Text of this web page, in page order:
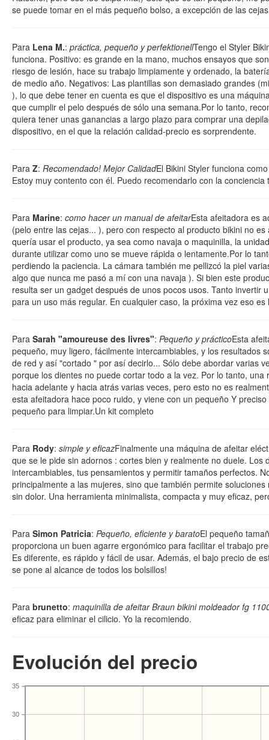
se puede tomar en el más pequeño bolso, a excepción de las
Para Lena M.: práctica, pequeño y perfektionellTengo el Styler
funciona. Positivo: es grande en la mano, muchos ensayos que
riesgo de lesión, hace su trabajo limpiamente y ordenado, la
de medio año. Negativos: Las plantillas son demasiado grandes
), lo que debe tener en cuenta es que el dispositivo es una
que cumplir el pelo después de sólo una semana.Por lo tanto,
quiera tener unas ganancias a largo plazo para comprar una
dispositivo, en el que la relación calidad-precio es sorprendente.
Para Z: Recomendado! Mejor CalidadEl Bikini Styler funciona
Estoy muy contento con él. Puedo recomendarlo con la conciencia
Para Marine: como hacer un manual de afeitarEsta afeitadora es
(pelo entre las cejas... ), pero con respecto al producto bikini no
quería usar el producto, ya sea como navaja o maquinilla, la
durante utilizar como uno se mueve rápida o lentamente.Por lo
perdiendo la paciencia. La cámara también me pellizcó la piel
algo que nunca me pasó a mí con una navaja ). Si bien este
resulta ser un gadget después de unos pocos usos. Tanto invertir
para un uso más regular. En cualquier caso, la próxima vez eso es
Para Sarah "amoureuse des livres": Pequeño y prácticoEsta
pequeño, muy ligero, fácilmente intercambiables, y los resultados
de red y así "cortado " por así decirlo... Sólo debe abordar varias
porque los dientes no puede cortar todo a la vez. Por lo tanto, una
hacia adelante y hacia atrás varias veces, pero esto no es
esta afeitadora hace poco ruido, y viene con un pequeño Y
pequeño para limpiar.Un kit completo
Para Rody: simple y eficazFinalmente una máquina de afeitar
que se le pide sin adornos : cortes bien y realmente no duele. Los
intercambiables, tus pensamientos y permitir tamaños perfectos.
principalmente a las mujeres, sino que también permite
sin dolor. Una herramienta minimalista, compacta y muy eficaz,
Para Simon Patricia: Pequeño, eficiente y baratoEl pequeño
proporciona un buen agarre ergonómico para facilitar el trabajo
Es diferente, es rápido y fácil de usar. Además, el bajo precio de
se pone al alcance de todos los bolsillos!
Para brunetto: maquinilla de afeitar Braun bikini moldeador fg
eficaz para eliminar el cilicio. Yo la recomiendo.
Evolución del precio
30
35